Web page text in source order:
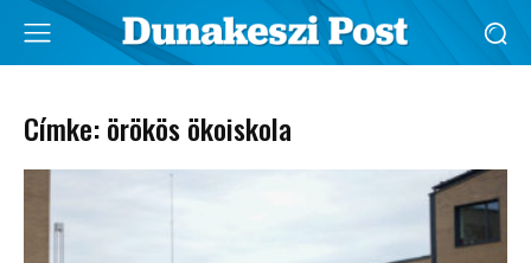
Címke: örökös ökoiskola